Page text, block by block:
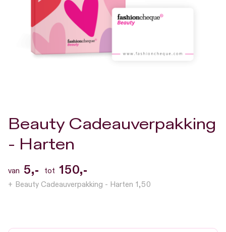
naar
begin
afbeeldingen-
Beauty Cadeauverpakking
- Harten
van 5,- tot 150,-
Beauty Cadeauverpakking - Harten 1,50